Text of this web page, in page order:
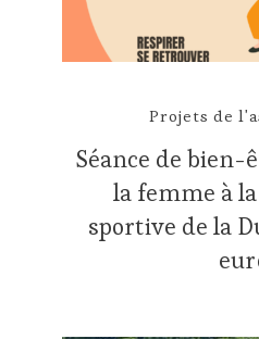
Projets de
Séance de bien-
la femme à
sportive de la